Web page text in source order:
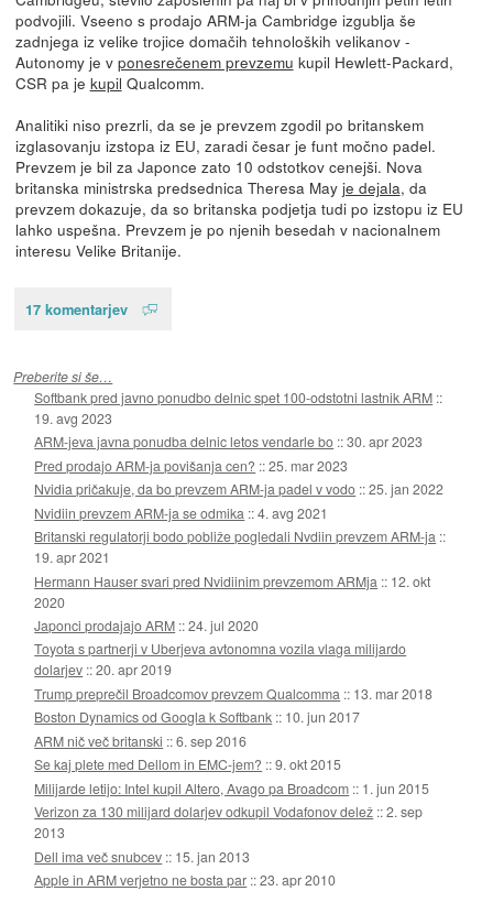
podvojili. Vseeno s prodajo ARM-ja Cambridge izgublja še
zadnjega iz velike trojice domačih tehnoloških velikanov -
Autonomy je v ponesrečenem prevzemu kupil Hewlett-Packard,
CSR pa je kupil Qualcomm.
Analitiki niso prezrli, da se je prevzem zgodil po britanskem
izglasovanju izstopa iz EU, zaradi česar je funt močno padel.
Prevzem je bil za Japonce zato 10 odstotkov cenejši. Nova
britanska ministrska predsednica Theresa May je dejala, da
prevzem dokazuje, da so britanska podjetja tudi po izstopu iz EU
lahko uspešna. Prevzem je po njenih besedah v nacionalnem
interesu Velike Britanije.
17 komentarjev
Preberite si še…
Softbank pred javno ponudbo delnic spet 100-odstotni lastnik ARM ::
19. avg 2023
ARM-jeva javna ponudba delnic letos vendarle bo ::30. apr 2023
Pred prodajo ARM-ja povišanja cen? ::25. mar 2023
Nvidia pričakuje, da bo prevzem ARM-ja padel v vodo ::25. jan 2022
Nvidiin prevzem ARM-ja se odmika ::4. avg 2021
Britanski regulatorji bodo pobliže pogledali Nvdiin prevzem ARM-ja ::
19. apr 2021
Hermann Hauser svari pred Nvidiinim prevzemom ARMja :: 12. okt
2020
Japonci prodajajo ARM ::24. jul 2020
Toyota s partnerji v Uberjeva avtonomna vozila vlaga milijardo
dolarjev ::20. apr 2019
Trump preprečil Broadcomov prevzem Qualcomma :: 13. mar 2018
Boston Dynamics od Googla k Softbank :: 10. jun 2017
ARM nič več britanski ::6. sep 2016
Se kaj plete med Dellom in EMC-jem? ::9. okt 2015
Milijarde letijo: Intel kupil Altero, Avago pa Broadcom :: 1. jun 2015
Verizon za 130 milijard dolarjev odkupil Vodafonov delež ::2. sep
2013
Dell ima več snubcev :: 15. jan 2013
Apple in ARM verjetno ne bosta par ::23. apr 2010